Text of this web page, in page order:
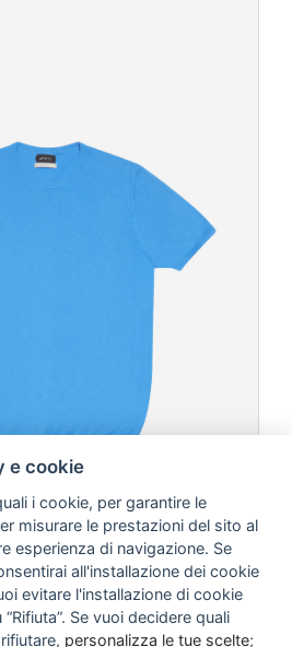
e cookie
i cookie, per garantire le
misurare le prestazioni del sito al
esperienza di navigazione. Se
all'installazione dei cookie
evitare l'installazione di cookie
Se vuoi decidere quali
personalizza le tue scelte;